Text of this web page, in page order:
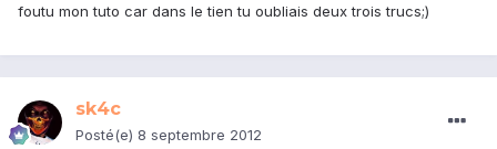
foutu mon tuto car dans le tien tu oubliais deux trois trucs;)
sk4c
Posté(e) 8 septembre 2012